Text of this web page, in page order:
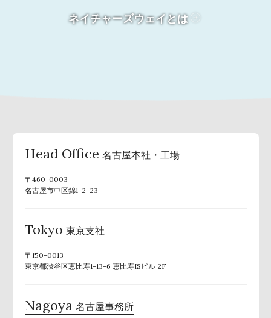
ネイチャーズウェイとは
Head Office 名古屋本社・工場
〒460-0003
名古屋市中区錦1-2-23
Tokyo 東京支社
〒150-0013
東京都渋谷区恵比寿1-13-6 恵比寿ISビル 2F
Nagoya 名古屋事務所